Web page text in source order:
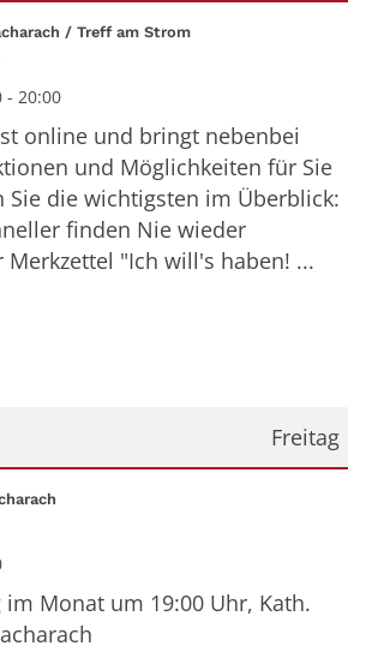
2026/ Treff am Strom:
- 20:00
online und bringt nebenbei
und Möglichkeiten für Sie
Sie die wichtigsten im Überblick:
finden Nie wieder
Merkzettel "Ich will's haben! ...
Freitag
2026
im Monat um 19:00 Uhr, Kath.